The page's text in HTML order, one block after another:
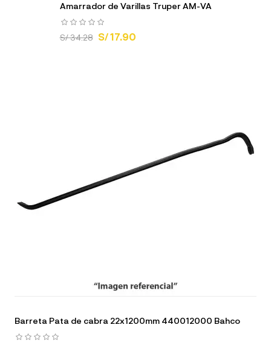
Amarrador de Varillas Truper AM-VA
S/ 34.28 S/ 17.90
Barreta Pata de cabra 22x1200mm 440012000 Bahco